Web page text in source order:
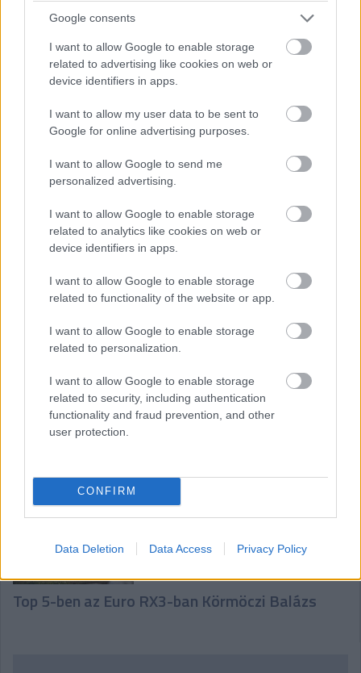
Google consents
I want to allow Google to enable storage
related to advertising like cookies on web or
device identifiers in apps.
I want to allow my user data to be sent to
Google for online advertising purposes.
I want to allow Google to send me
personalized advertising.
I want to allow Google to enable storage
related to analytics like cookies on web or
device identifiers in apps.
I want to allow Google to enable storage
related to functionality of the website or app.
I want to allow Google to enable storage
related to personalization.
I want to allow Google to enable storage
related to security, including authentication
functionality and fraud prevention, and other
user protection.
CONFIRM
Data Deletion Data Access Privacy Policy
három magyar dobogón
Kristoffersson
WRX: Grönholm-sikerrel indult a szezon, két
magyar is Eb-döntős a nyitányon
Top 5-ben az Euro RX3-ban Körmöczi Balázs